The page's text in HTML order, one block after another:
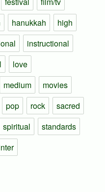
hanukkah
high
instructional
love
medium
movies
pop rock
sacred
spiritual
standards